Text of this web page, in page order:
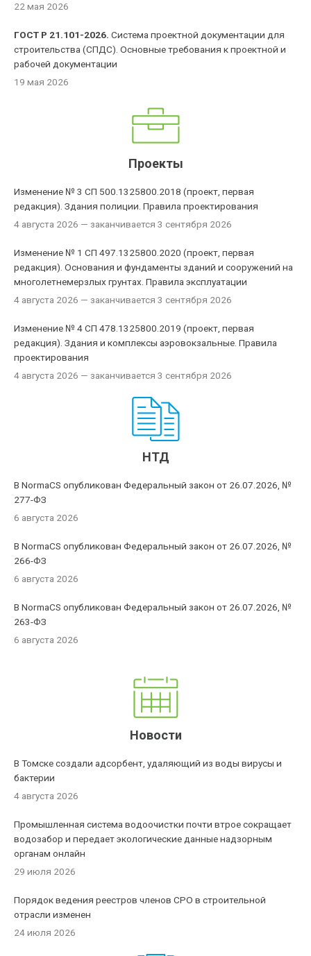
22 мая 2026
ГОСТ Р 21.101-2026. Система проектной документации для
строительства (СПДС). Основные требования к проектной и
рабочей документации
19 мая 2026
Проекты
Изменение № 3 СП 500.1325800.2018 (проект, первая
редакция). Здания полиции. Правила проектирования
4 августа 2026 — заканчивается 3 сентября 2026
Изменение № 1 СП 497.1325800.2020 (проект, первая
редакция). Основания и фундаменты зданий и сооружений на
многолетнемерзлых грунтах. Правила эксплуатации
4 августа 2026 — заканчивается 3 сентября 2026
Изменение № 4 СП 478.1325800.2019 (проект, первая
редакция). Здания и комплексы аэровокзальные. Правила
проектирования
4 августа 2026 — заканчивается 3 сентября 2026
НТД
В NormaCS опубликован Федеральный закон от 26.07.2026, №
277-ФЗ
6 августа 2026
В NormaCS опубликован Федеральный закон от 26.07.2026, №
266-ФЗ
6 августа 2026
В NormaCS опубликован Федеральный закон от 26.07.2026, №
263-ФЗ
6 августа 2026
Новости
В Томске создали адсорбент, удаляющий из воды вирусы и
бактерии
4 августа 2026
Промышленная система водоочистки почти втрое сокращает
водозабор и передает экологические данные надзорным
органам онлайн
29 июля 2026
Порядок ведения реестров членов СРО в строительной
отрасли изменен
24 июля 2026